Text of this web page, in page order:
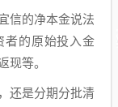
信的净本金说法
者的原始投入金
现等。
还是分期分批清